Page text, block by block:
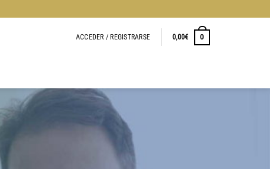
ACCEDER / REGISTRARSE 0,00€ 0